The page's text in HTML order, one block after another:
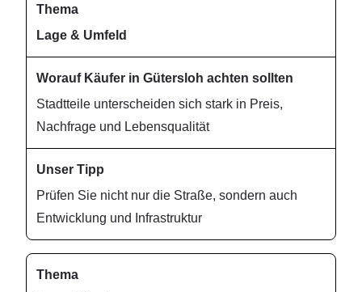
T
h
e
m
a
W
o
ra
uf
K
ä
uf
er
in
G
er
sl
n
s
e
r
T
i
p
Lage & Umfeld
Stadtteile unterscheiden sich stark in Preis,
Nachfrage und Lebensqualität
Prüfen Sie nicht nur die Straße, sondern auch
Entwicklung und Infrastruktur